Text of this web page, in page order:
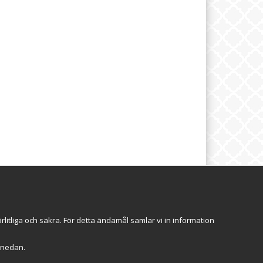
Anmäl mig
och säkra. För detta ändamål samlar vi in information